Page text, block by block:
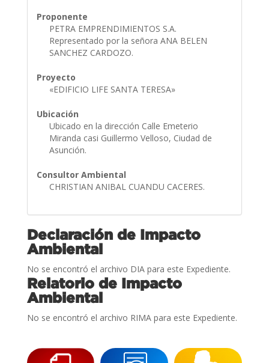
Proponente
PETRA EMPRENDIMIENTOS S.A.
Representado por la señora ANA BELEN
SANCHEZ CARDOZO.
Proyecto
«EDIFICIO LIFE SANTA TERESA»
Ubicación
Ubicado en la dirección Calle Emeterio
Miranda casi Guillermo Velloso, Ciudad de
Asunción.
Consultor Ambiental
CHRISTIAN ANIBAL CUANDU CACERES.
Declaración de Impacto
Ambiental
No se encontró el archivo DIA para este Expediente.
Relatorio de Impacto
Ambiental
No se encontró el archivo RIMA para este Expediente.